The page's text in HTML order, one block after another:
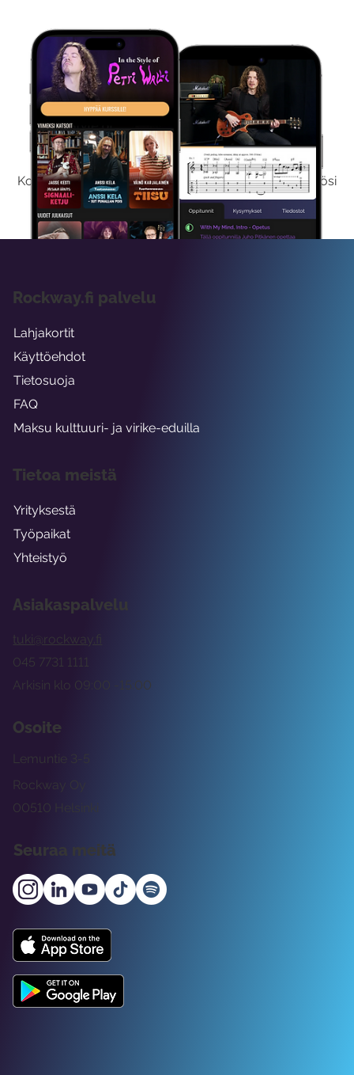
Kokeile Ilmaiseksi
Kokeilemalla ilmaiseksi saat koko sisältömme käyttöösi
viikon ajaksi.
Asiakaspalvelu
tuki@rockway.fi
Arkisin klo 09:00 -15:00
045 7731 1111
Osoite
Rockway Oy
Lemuntie 3-5
00510 Helsinki
Seuraa meitä
Rockway.fi palvelu
Lahjakortit
Käyttöehdot
Tietosuoja
FAQ
Maksu kulttuuri- ja virike-eduilla
Tietoa meistä
Yrityksestä
Työpaikat
Yhteistyö